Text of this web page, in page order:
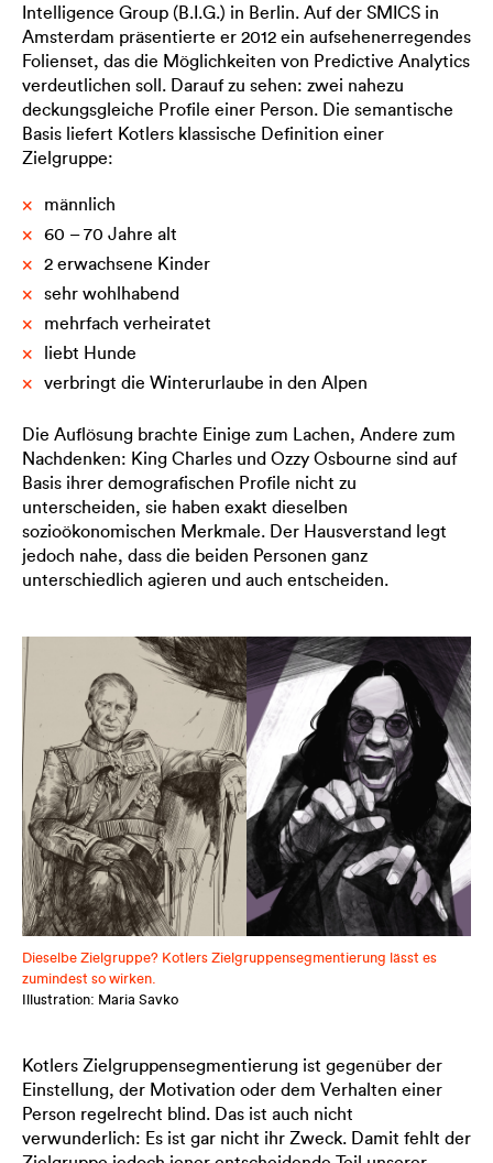
Intelligence Group (B.I.G.) in Berlin. Auf der SMICS in
Amsterdam präsentierte er 2012 ein aufsehenerregendes
Folienset, das die Möglichkeiten von Predictive Analytics
verdeutlichen soll. Darauf zu sehen: zwei nahezu
deckungsgleiche Profile einer Person. Die semantische
Basis liefert Kotlers klassische Definition einer
Zielgruppe:
männlich
60 – 70 Jahre alt
2 erwachsene Kinder
sehr wohlhabend
mehrfach verheiratet
liebt Hunde
verbringt die Winterurlaube in den Alpen
Die Auflösung brachte Einige zum Lachen, Andere zum
Nachdenken: King Charles und Ozzy Osbourne sind auf
Basis ihrer demografischen Profile nicht zu
unterscheiden, sie haben exakt dieselben
sozioökonomischen Merkmale. Der Hausverstand legt
jedoch nahe, dass die beiden Personen ganz
unterschiedlich agieren und auch entscheiden.
Dieselbe Zielgruppe? Kotlers Zielgruppensegmentierung lässt es
zumindest so wirken.
Illustration: Maria Savko
Kotlers Zielgruppensegmentierung ist gegenüber der
Einstellung, der Motivation oder dem Verhalten einer
Person regelrecht blind. Das ist auch nicht
verwunderlich: Es ist gar nicht ihr Zweck. Damit fehlt der